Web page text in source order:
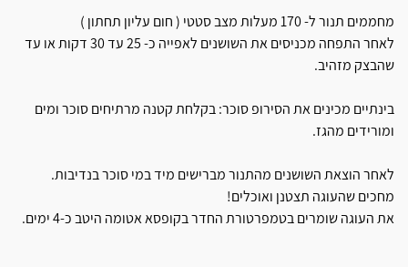
מחממים תנור ל- 170 מעלות מצב סטטי ( חום עליון תחתון )
לאחר התפחה מכניסים את השושנים לאפייה כ- 25 עד 30 דקות או עד
שהבצק מזהיב.
בינתיים מכינים את הסירופ סוכר: בקלחת קטנה מרתיחים סוכר ומים
ומורידים מהגז.
לאחר הוצאת השושנים מהתנור מברישים מיד במי סוכר בנדיבות.
מחכים שהעוגה תצטנן ואוכלים!
את העוגה שומרים בטמפרטורת החדר בקופסא אטומה היטב כ-4 ימים.